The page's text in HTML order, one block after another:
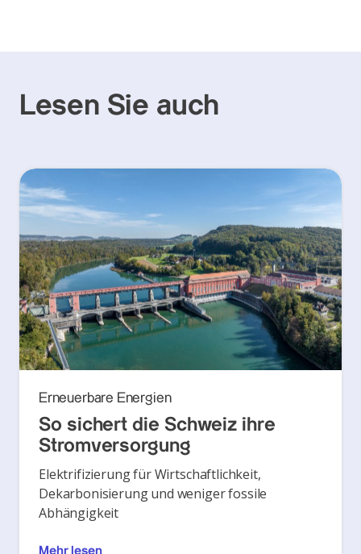
Lesen Sie auch
Erneuerbare Energien
So sichert die Schweiz ihre
Stromversorgung
Elektrifizierung für Wirtschaftlichkeit,
Dekarbonisierung und weniger fossile
Abhängigkeit
Mehr lesen